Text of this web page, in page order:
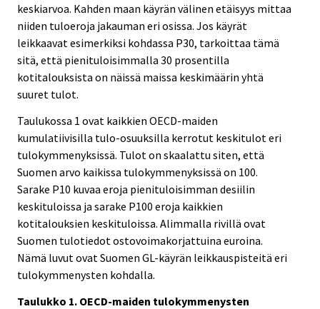
keskiarvoa. Kahden maan käyrän välinen etäisyys mittaa
niiden tuloeroja jakauman eri osissa. Jos käyrät
leikkaavat esimerkiksi kohdassa P30, tarkoittaa tämä
sitä, että pienituloisimmalla 30 prosentilla
kotitalouksista on näissä maissa keskimäärin yhtä
suuret tulot.
Taulukossa 1 ovat kaikkien OECD-maiden
kumulatiivisilla tulo-osuuksilla kerrotut keskitulot eri
tulokymmenyksissä. Tulot on skaalattu siten, että
Suomen arvo kaikissa tulokymmenyksissä on 100.
Sarake P10 kuvaa eroja pienituloisimman desiilin
keskituloissa ja sarake P100 eroja kaikkien
kotitalouksien keskituloissa. Alimmalla rivillä ovat
Suomen tulotiedot ostovoimakorjattuina euroina.
Nämä luvut ovat Suomen GL-käyrän leikkauspisteitä eri
tulokymmenysten kohdalla.
Taulukko 1. OECD-maiden tulokymmenysten